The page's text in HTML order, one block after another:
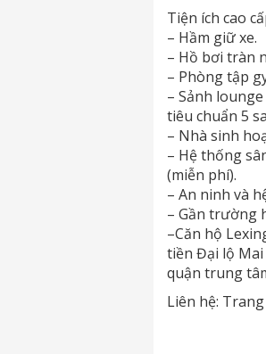
Tiện ích cao
– Hầm giữ xe.
– Hồ bơi tràn
– Phòng tập
– Sảnh
tiêu chuẩn 5
– Nhà sinh
– Hệ thống
(miễn phí).
– An ninh và
– Gần trường
–Căn hộ
tiền Đại lộ Mai
quận trung
Liên hệ: